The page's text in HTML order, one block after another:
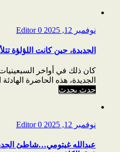
نوفمبر 12, 2025 Editor0
الجديدة، حين كانت اللؤلؤة
كان ذلك في أواخر السبعينيات
الجديدة، هذه الحاضرة
حدث يحدث
نوفمبر 12, 2025 Editor0
عبدالله غيتومي…شاطئ